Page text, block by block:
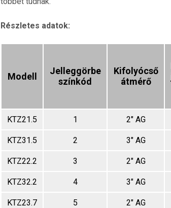
Részletes adatok:
Modell
Jelleggörbe
színkód
Kifolyócső
átmérő
KTZ21.5 1 2" AG
KTZ31.5 2 3" AG
KTZ22.2 3 2" AG
KTZ32.2 4 3" AG
KTZ23.7 5 2" AG